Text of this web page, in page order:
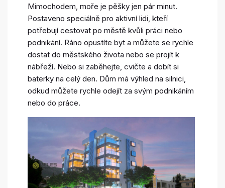
Mimochodem, moře je pěšky jen pár minut.
Postaveno speciálně pro aktivní lidi, kteří
potřebují cestovat po městě kvůli práci nebo
podnikání. Ráno opustíte byt a můžete se rychle
dostat do městského života nebo se projít k
nábřeží. Nebo si zaběhejte, cvičte a dobít si
baterky na celý den. Dům má výhled na silnici,
odkud můžete rychle odejít za svým podnikáním
nebo do práce.